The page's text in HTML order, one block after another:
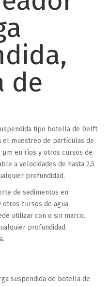
de
tipo botella de Delft
el muestreo de partículas de
μm en ríos y otros cursos de
a velocidades de hasta 2,5
profundidad.
de sedimentos en
cursos de agua.
utilizar con o sin marco.
profundidad.
suspendida de botella de